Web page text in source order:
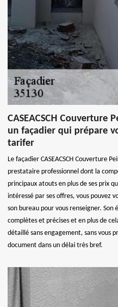
CASEACSCH Couverture
un façadier qui prépare
tarifer
Le façadier CASEACSCH Couverture
prestataire professionnel dont la
principaux atouts en plus de ses prix
intéressé par ses offres, vous pouvez
son bureau pour vous renseigner. Son
complètes et précises et en plus de
détaillé sans engagement, sans vous
document dans un délai très bref.